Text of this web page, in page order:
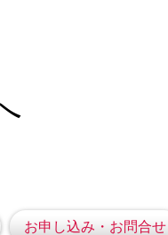
お申し込み・お問合せ